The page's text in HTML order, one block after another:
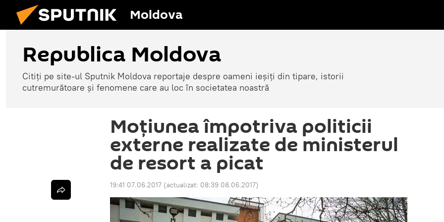
Moldova
Republica Moldova
Citiți pe site-ul Sputnik Moldova reportaje despre oameni ieșiți din tipare, istorii
cutremurătoare și fenomene care au loc în societatea noastră
Moțiunea împotriva politicii
externe realizate de ministerul
de resort a picat
19:41 07.06.2017 (actualizat: 08:39 08.06.2017)